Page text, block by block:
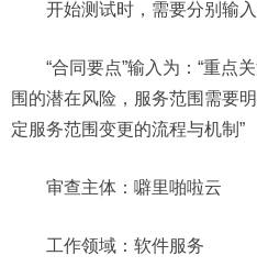
开始测试时，需要分别输入
“合同要点”输入为：“重点
围的潜在风险，服务范围需要
定服务范围变更的流程与机制”
审查主体：噼里啪啦云
工作领域：软件服务